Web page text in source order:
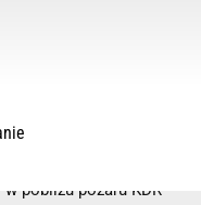
SP i znajdował się
pobliżu pożaru KDR